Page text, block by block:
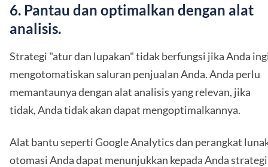
6. Pantau dan optimalkan dengan alat
analisis.
Strategi "atur dan lupakan" tidak berfungsi jika Anda
mengotomatiskan saluran penjualan Anda. Anda perlu
memantaunya dengan alat analisis yang relevan, jika
tidak, Anda tidak akan dapat mengoptimalkannya.
Alat bantu seperti Google Analytics dan perangkat
otomasi Anda dapat menunjukkan kepada Anda strategi